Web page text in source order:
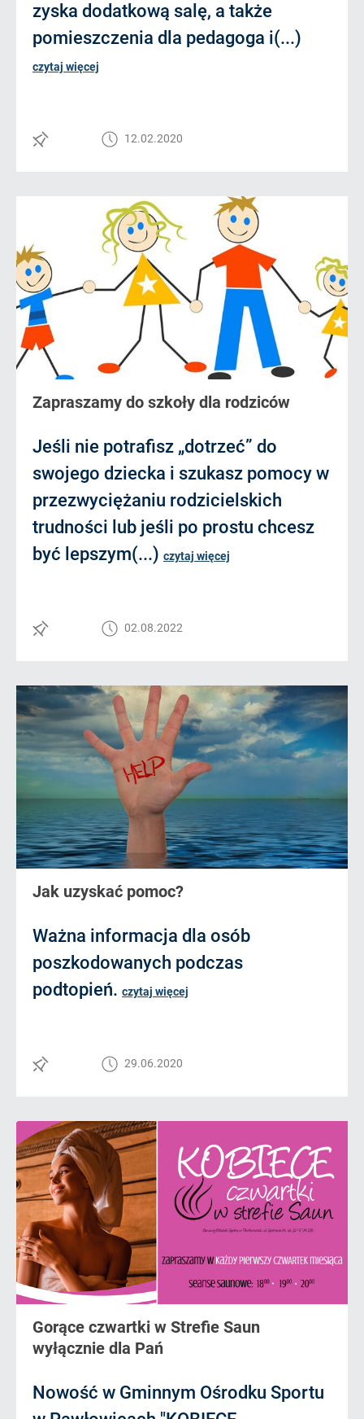
zyska dodatkową salę, a także
pomieszczenia dla pedagoga i(...)
czytaj więcej
12.02.2020
Zapraszamy do szkoły dla rodziców
Jeśli nie potrafisz „dotrzeć” do
swojego dziecka i szukasz pomocy w
przezwyciężaniu rodzicielskich
trudności lub jeśli po prostu chcesz
być lepszym(...) czytaj więcej
02.08.2022
Jak uzyskać pomoc?
Ważna informacja dla osób
poszkodowanych podczas
podtopień. czytaj więcej
29.06.2020
Gorące czwartki w Strefie Saun
wyłącznie dla Pań
Nowość w Gminnym Ośrodku Sportu